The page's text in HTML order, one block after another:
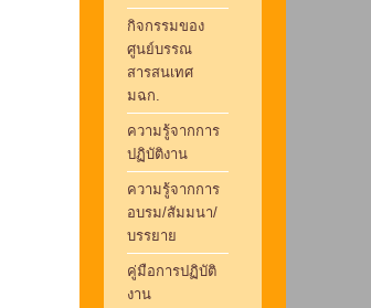
กิจกรรมของ
ศูนย์บรรณ
สารสนเทศ
มฉก.
ความรู้จากการ
ปฏิบัติงาน
ความรู้จากการ
อบรม/สัมมนา/
บรรยาย
คู่มือการปฏิบัติ
งาน